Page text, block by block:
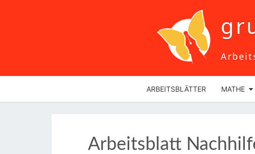
ARBEITSBLÄTTER MATHE
Arbeitsblatt